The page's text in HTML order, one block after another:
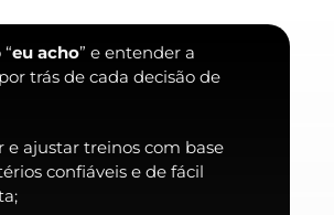
eu acho” e entender a
trás de cada decisão de
e ajustar treinos com base
confiáveis e de fácil